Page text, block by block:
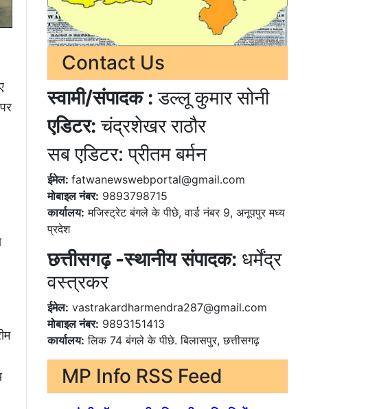
Contact Us
स्वामी/संपादक : डल्लू कुमार सोनी
एडिटर: चंद्रशेखर राठौर
सब एडिटर: प्रीतम बर्मन
ईमेल: fatwanewswebportal@gmail.com
मोबाइल नंबर: 9893798715
कार्यालय: मजिस्ट्रेट बंगले के पीछे, वार्ड नंबर 9, अनूपपुर मध्य
प्रदेश
छत्तीसगढ़ -स्थानीय संपादक: धर्मेंद्र
वस्त्रकर
ईमेल: vastrakardharmendra287@gmail.com
मोबाइल नंबर: 9893151413
कार्यालय: लिक 74 बंगले के पीछे. बिलासपुर, छत्तीसगढ़
MP Info RSS Feed